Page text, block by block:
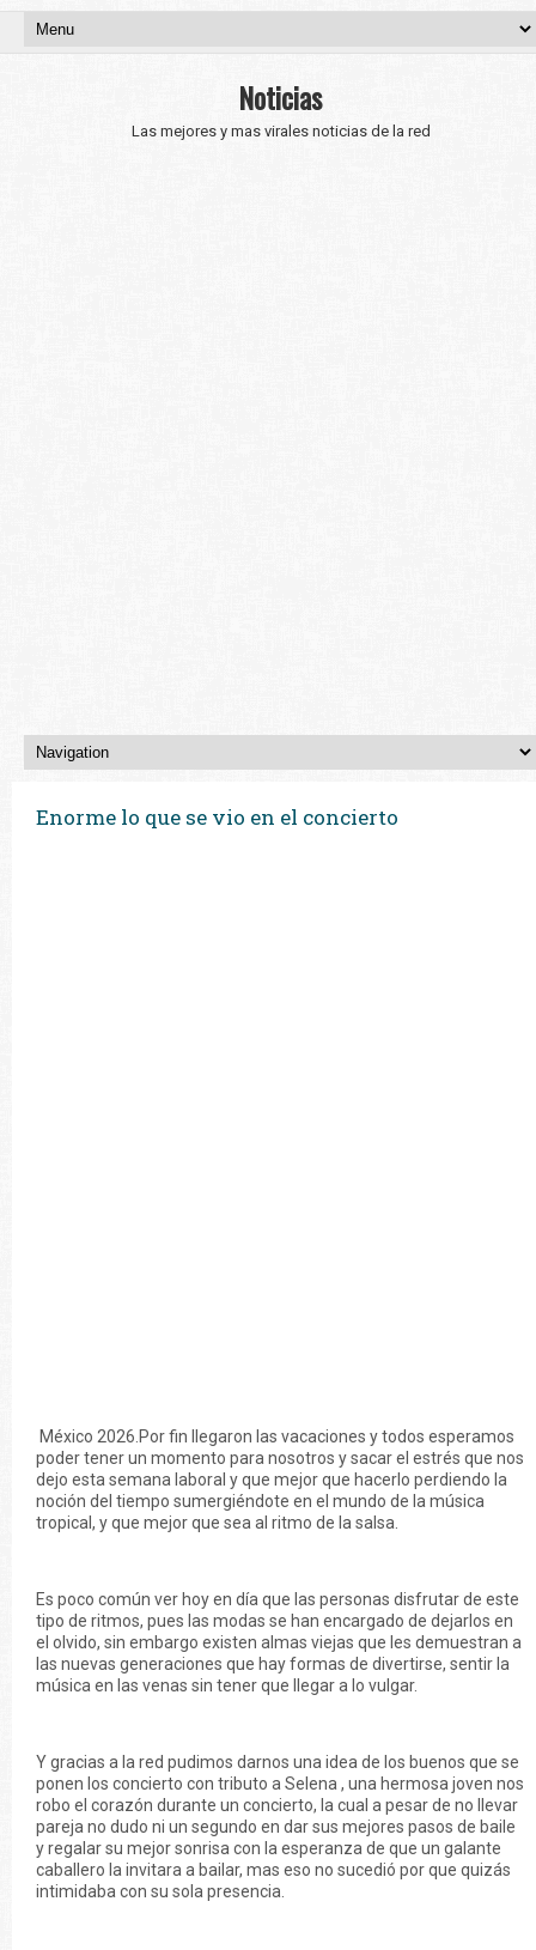
Noticias
Las mejores y mas virales noticias de la red
Enorme lo que se vio en el concierto
México 2026.Por fin llegaron las vacaciones y todos esperamos
poder tener un momento para nosotros y sacar el estrés que nos
dejo esta semana laboral y que mejor que hacerlo perdiendo la
noción del tiempo sumergiéndote en el mundo de la música
tropical, y que mejor que sea al ritmo de la salsa.
Es poco común ver hoy en día que las personas disfrutar de este
tipo de ritmos, pues las modas se han encargado de dejarlos en
el olvido, sin embargo existen almas viejas que les demuestran a
las nuevas generaciones que hay formas de divertirse, sentir la
música en las venas sin tener que llegar a lo vulgar.
Y gracias a la red pudimos darnos una idea de los buenos que se
ponen los concierto con tributo a Selena , una hermosa joven nos
robo el corazón durante un concierto, la cual a pesar de no llevar
pareja no dudo ni un segundo en dar sus mejores pasos de baile
y regalar su mejor sonrisa con la esperanza de que un galante
caballero la invitara a bailar, mas eso no sucedió por que quizás
intimidaba con su sola presencia.